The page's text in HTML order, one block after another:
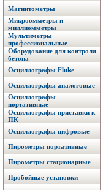
Магнитометры
Микроомметры и
миллиомметры
Мультиметры
профессиональные
Оборудование для контроля
бетона
Осциллографы Fluke
Осциллографы аналоговые
Осциллографы
портативные
Осциллографы приставки к
ПК
Осциллографы цифровые
Пирометры портативные
Пирометры стационарные
Пробойные установки